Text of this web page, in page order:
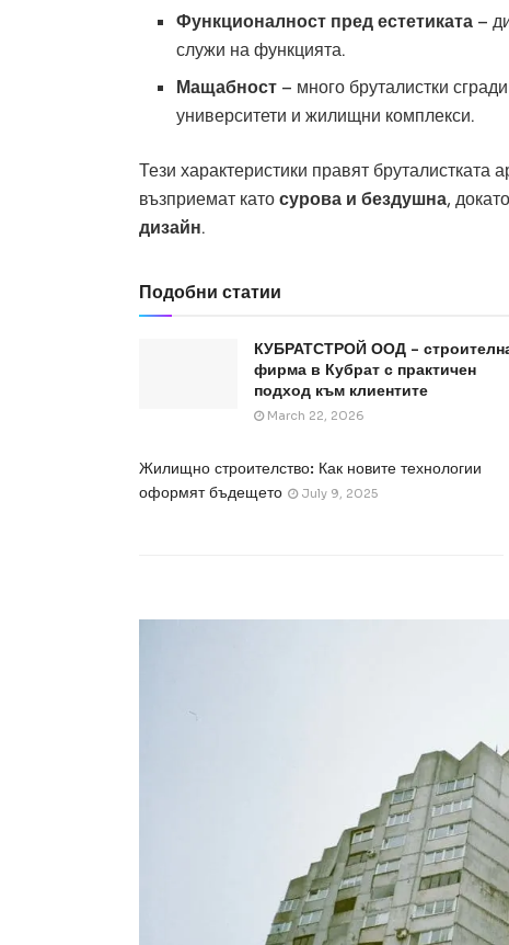
Функционалност пред естетиката –
служи на функцията.
Мащабност – много бруталистки
университети и жилищни комплекси.
Тези характеристики правят бруталистката
възприемат катосурова и бездушна,
дизайн.
Подобни статии
КУБРАТСТРОЙ ООД –
фирма в Кубрат с практичен
подход към клиентите
March 22, 2026
Жилищно строителство: Как новите технологии
оформят бъдещето
July 9, 2025